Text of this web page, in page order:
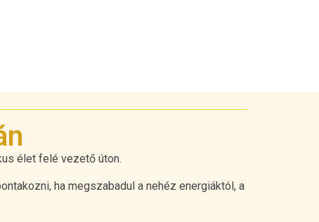
élet felé vezető úton.
ha megszabadul a nehéz energiáktól, a